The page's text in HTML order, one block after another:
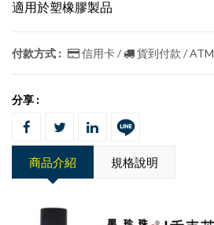
適用於塑橡膠製品
付款方式 : 信用卡 / 貨到付款 / ATM
分享 :
商品介紹 規格說明